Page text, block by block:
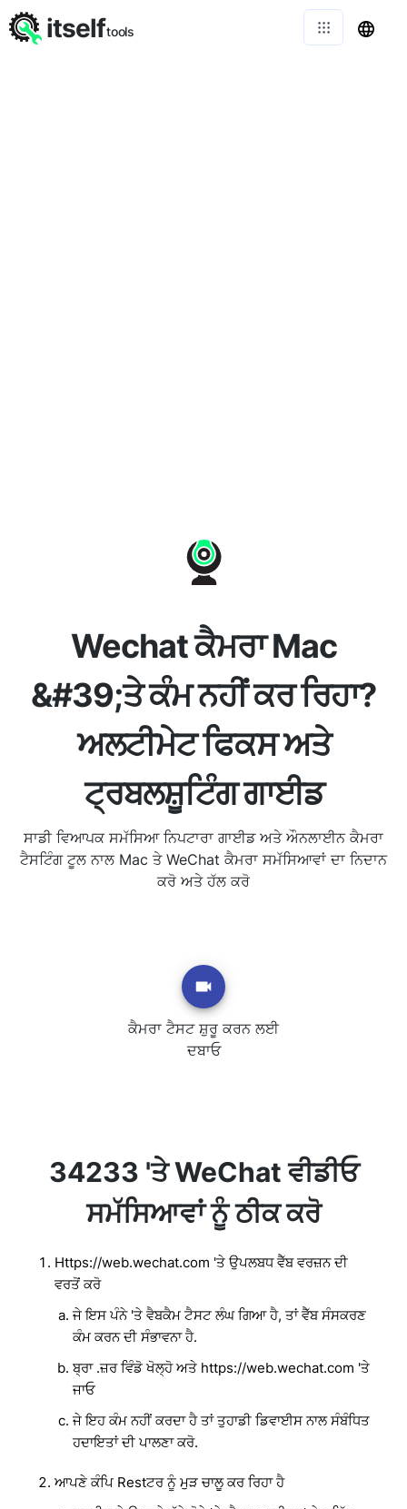
Wechat ਕੈਮਰਾ Mac
&#39;ਤੇ ਕੰਮ ਨਹੀਂ ਕਰ ਰਿਹਾ?
ਅਲਟੀਮੇਟ ਫਿਕਸ ਅਤੇ
ਟ੍ਰਬਲਸ਼ੂਟਿੰਗ ਗਾਈਡ
ਸਾਡੀ ਵਿਆਪਕ ਸਮੱਸਿਆ ਨਿਪਟਾਰਾ ਗਾਈਡ ਅਤੇ ਔਨਲਾਈਨ ਕੈਮਰਾ
ਟੈਸਟਿੰਗ ਟੂਲ ਨਾਲ Mac ਤੇ WeChat ਕੈਮਰਾ ਸਮੱਸਿਆਵਾਂ ਦਾ ਨਿਦਾਨ
ਕਰੋ ਅਤੇ ਹੱਲ ਕਰੋ
ਕੈਮਰਾ ਟੈਸਟ ਸ਼ੁਰੂ ਕਰਨ ਲਈ
ਦਬਾਓ
34233 'ਤੇ WeChat ਵੀਡੀਓ
ਸਮੱਸਿਆਵਾਂ ਨੂੰ ਠੀਕ ਕਰੋ
Https://web.wechat.com 'ਤੇ ਉਪਲਬਧ ਵੈੱਬ ਵਰਜ਼ਨ ਦੀ
ਵਰਤੋਂ ਕਰੋ
ਜੇ ਇਸ ਪੰਨੇ 'ਤੇ ਵੈਬਕੈਮ ਟੈਸਟ ਲੰਘ ਗਿਆ ਹੈ, ਤਾਂ ਵੈੱਬ ਸੰਸਕਰਣ
ਕੰਮ ਕਰਨ ਦੀ ਸੰਭਾਵਨਾ ਹੈ.
ਬ੍ਰਾ .ਜ਼ਰ ਵਿੰਡੋ ਖੋਲ੍ਹੋ ਅਤੇ https://web.wechat.com 'ਤੇ
ਜਾਓ
ਜੇ ਇਹ ਕੰਮ ਨਹੀਂ ਕਰਦਾ ਹੈ ਤਾਂ ਤੁਹਾਡੀ ਡਿਵਾਈਸ ਨਾਲ ਸੰਬੰਧਿਤ
ਹਦਾਇਤਾਂ ਦੀ ਪਾਲਣਾ ਕਰੋ.
ਆਪਣੇ ਕੰਪਿ Restਟਰ ਨੂੰ ਮੁੜ ਚਾਲੂ ਕਰ ਰਿਹਾ ਹੈ
itselftools